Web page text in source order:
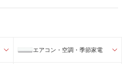
エアコン・空調・季節家電